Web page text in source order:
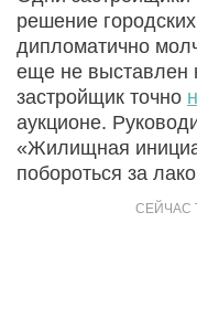
решение
дипломатично
еще не выставлен
застройщик точно
аукционе.
«Жилищная
побороться за